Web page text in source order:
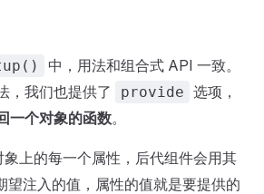
中，用法和组合式 API 一致。
，我们也提供了
provide 选项，
一个对象的函数。
象上的每一个属性，后代组件会用其
望注入的值，属性的值就是要提供的